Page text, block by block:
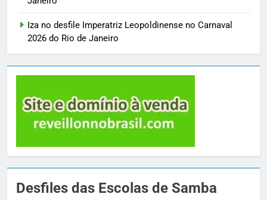
Iza no desfile Imperatriz Leopoldinense no Carnaval
2026 do Rio de Janeiro
Desfiles das Escolas de Samba